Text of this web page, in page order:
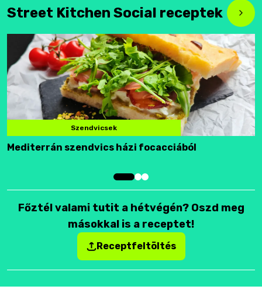
Street Kitchen Social receptek
Szendvicsek
Mediterrán szendvics házi focacciából
Főztél valami tutit a hétvégén? Oszd meg
másokkal is a receptet!
Receptfeltöltés